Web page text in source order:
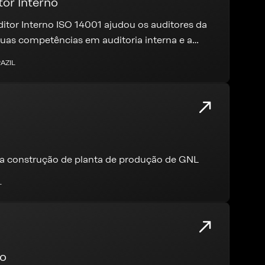
Interno ISO 14001 ajudou os auditores da
competências em auditoria interna e a
construção de planta de produção de GNL